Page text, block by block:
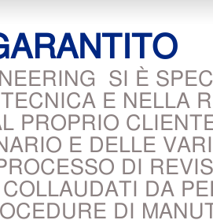
SI È
E NELLA
PROPRIO
E DELLE
DI
DA
DI